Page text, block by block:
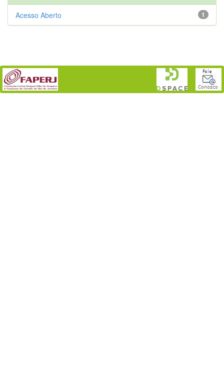
1
Acesso Aberto